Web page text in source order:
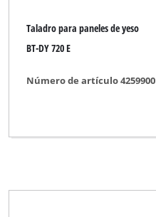
Taladro para paneles de yeso
BT-DY 720 E
Número de artículo 4259900